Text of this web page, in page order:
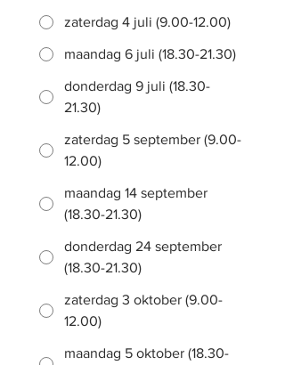
zaterdag 4 juli (9.00-12.00)
maandag 6 juli (18.30-21.30)
donderdag 9 juli (18.30-
21.30)
zaterdag 5 september (9.00-
12.00)
maandag 14 september
(18.30-21.30)
donderdag 24 september
(18.30-21.30)
zaterdag 3 oktober (9.00-
12.00)
maandag 5 oktober (18.30-